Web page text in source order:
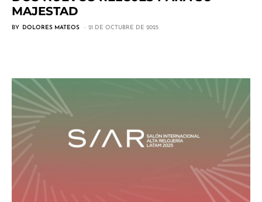
MAJESTAD
BY DOLORES MATEOS 21 DE OCTUBRE DE 2025